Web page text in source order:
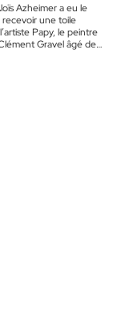
Azheimer a eu le
une toile
Papy, le peintre
Gravel âgé de